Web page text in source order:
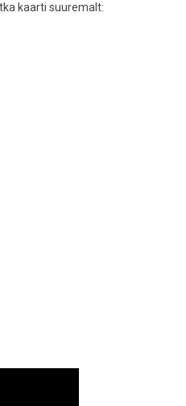
kaarti suuremalt: